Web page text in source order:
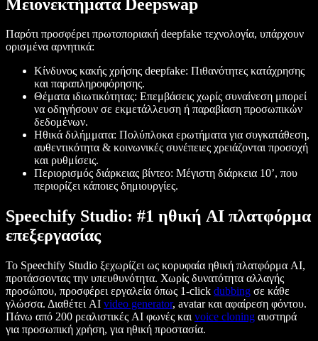
Μειονεκτήματα Deepswap
Παρότι προσφέρει πρωτοποριακή deepfake τεχνολογία, υπάρχουν
ορισμένα αρνητικά:
Κίνδυνος κακής χρήσης deepfake: Πιθανότητες κατάχρησης
και παραπληροφόρησης.
Θέματα ιδιωτικότητας: Επεμβάσεις χωρίς συναίνεση μπορεί
να οδηγήσουν σε εκμετάλλευση ή παραβίαση προσωπικών
δεδομένων.
Ηθικά διλήμματα: Πολύπλοκα ερωτήματα για συγκατάθεση,
αυθεντικότητα & κοινωνικές συνέπειες χρειάζονται προσοχή
και ρυθμίσεις.
Περιορισμός διάρκειας βίντεο: Μέγιστη διάρκεια 10’, που
περιορίζει κάποιες δημιουργίες.
Speechify Studio: #1 ηθική AI πλατφόρμα
επεξεργασίας
Το Speechify Studio ξεχωρίζει ως κορυφαία ηθική πλατφόρμα AI,
προτάσσοντας την υπευθυνότητα. Χωρίς δυνατότητα αλλαγής
προσώπου, προσφέρει εργαλεία όπως 1-click dubbing σε κάθε
γλώσσα. Διαθέτει AI video generator, avatar και αφαίρεση φόντου.
Πάνω από 200 ρεαλιστικές AI φωνές και voice cloning αυστηρά
για προσωπική χρήση, για ηθική προστασία.